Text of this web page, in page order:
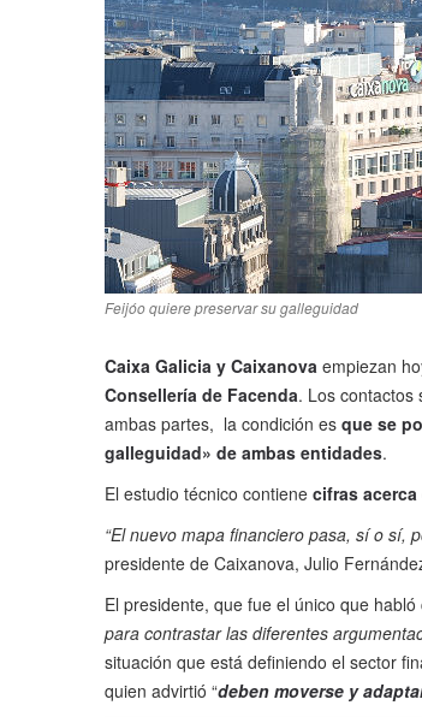
Feijóo quiere preservar su galleguidad
Caixa Galicia y Caixanova empiezan
Consellería de Facenda. Los contactos
ambas partes, la condición es que se
galleguidad» de ambas entidades.
El estudio técnico contiene cifras
“El nuevo mapa financiero pasa, sí o sí,
presidente de Caixanova, Julio
El presidente, que fue el único que
para contrastar las diferentes
situación que está definiendo el sector
quien advirtió “deben moverse y